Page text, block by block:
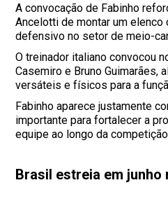
A convocação de Fabinho
Ancelotti de montar um
defensivo no setor de meio-
O treinador italiano convocou
Casemiro e Bruno Guimarães,
versáteis e físicos para a
Fabinho aparece justamente
importante para fortalecer a
equipe ao longo da
Brasil estreia em junho